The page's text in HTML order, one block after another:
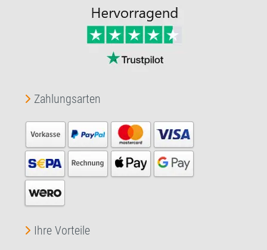
Zahlungsarten
Ihre Vorteile